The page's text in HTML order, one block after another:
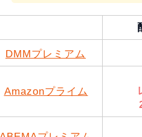
DMMプレミアム
Amazonプライム